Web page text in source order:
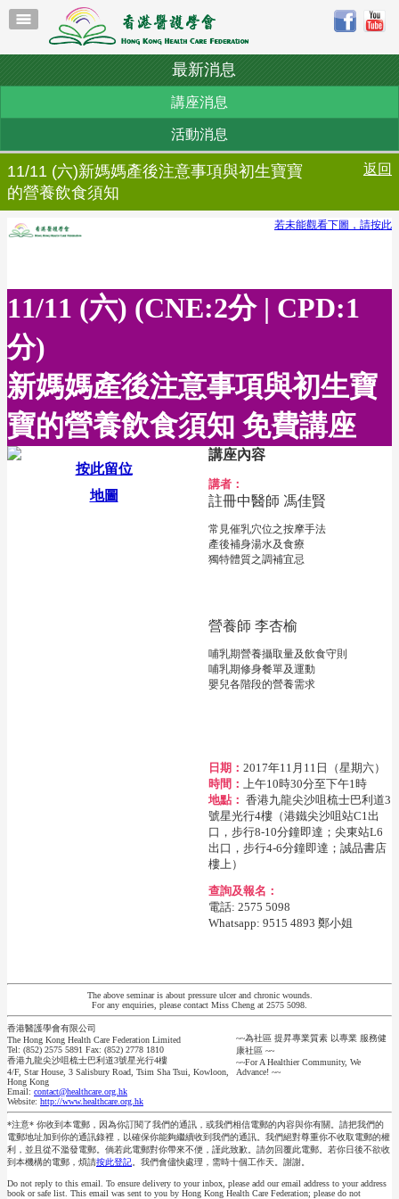
最新消息
講座消息
活動消息
11/11 (六)新媽媽產後注意事項與初生寶寶
的營養飲食須知
返回
若未能觀看下圖，請按此
11/11 (六) (CNE:2分 | CPD:1
分)
新媽媽產後注意事項與初生寶
寶的營養飲食須知 免費講座
按此留位
地圖
講座內容
講者：
註冊中醫師 馮佳賢
常見催乳穴位之按摩手法
產後補身湯水及食療
獨特體質之調補宜忌
營養師 李杏榆
哺乳期營養攝取量及飲食守則
哺乳期修身餐單及運動
嬰兒各階段的營養需求
日期： 2017年11月11日（星期六）
時間：
上午10時30分至下午1時
地點： 香港九龍尖沙咀梳士巴利道3
號星光行4樓（港鐵尖沙咀站C1出
口，步行8-10分鐘即達；尖東站L6
出口，步行4-6分鐘即達；誠品書店
樓上）
查詢及報名：
電話: 2575 5098
Whatsapp: 9515 4893 鄭小姐
The above seminar is about pressure ulcer and chronic wounds.
For any enquiries, please contact Miss Cheng at 2575 5098.
香港醫護學會有限公司
The Hong Kong Health Care Federation Limited
Tel: (852) 2575 5891 Fax: (852) 2778 1810
香港九龍尖沙咀梳士巴利道3號星光行4樓
4/F, Star House, 3 Salisbury Road, Tsim Sha Tsui, Kowloon,
Hong Kong
Email: contact@healthcare.org.hk
Website: http://www.healthcare.org.hk
~~為社區 提昇專業質素 以專業 服務健
康社區 ~~
~~For A Healthier Community, We
Advance! ~~
*注意* 你收到本電郵，因為你訂閱了我們的通訊，或我們相信電郵的內容與你有關。請把我們的
電郵地址加到你的通訊錄裡，以確保你能夠繼續收到我們的通訊。我們絕對尊重你不收取電郵的權
利，並且從不濫發電郵。倘若此電郵對你帶來不便，謹此致歉。請勿回覆此電郵。若你日後不欲收
到本機構的電郵，煩請按此登記 。我們會儘快處理，需時十個工作天。謝謝。
Do not reply to this email. To ensure delivery to your inbox, please add our email address to your address
book or safe list. This email was sent to you by Hong Kong Health Care Federation; please do not